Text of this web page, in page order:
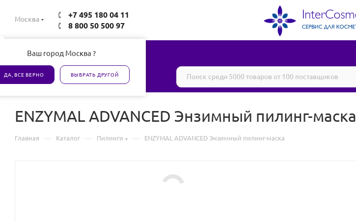
Москва
Ваш город Москва ?
ДА, ВСЕ ВЕРНО ВЫБРАТЬ ДРУГОЙ
+7 495 180 04 11
8 800 50 500 97
Все товары сертифицированы
ENZYMAL ADVANCED Энзимный пилинг-маска
Главная — Каталог — Пилинги — ENZYMAL ADVANCED Энзимный пилинг-маска